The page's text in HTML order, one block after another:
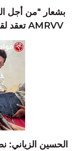
بشعار "من أجل
AMRVV تعقد لقاء وطني بدار المحامين في البيضاء
الحسين